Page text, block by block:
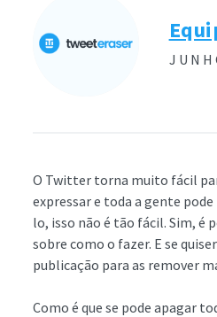
O Twitter torna muito fácil
expressar e toda a gente
lo, isso não é tão fácil. Sim, é
sobre como o fazer. E se
publicação para as remover
Como é que se pode apagar